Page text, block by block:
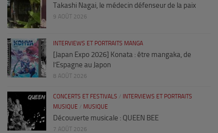
Takashi Nagai, le médecin défenseur de la paix
9 AOÛT 2026
INTERVIEWS ET PORTRAITS MANGA
[Japan Expo 2026] Konata : être mangaka, de
l’Espagne au Japon
8 AOÛT 2026
CONCERTS ET FESTIVALS / INTERVIEWS ET PORTRAITS
MUSIQUE / MUSIQUE
Découverte musicale : QUEEN BEE
7 AOÛT 2026